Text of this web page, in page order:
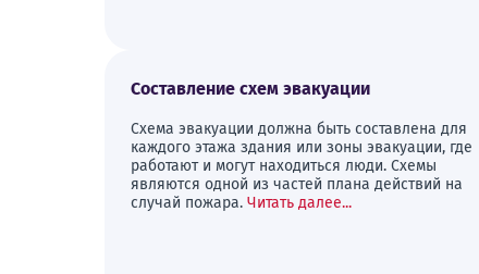
Составление схем эвакуации
Схема эвакуации должна быть составлена для
каждого этажа здания или зоны эвакуации, где
работают и могут находиться люди. Схемы
являются одной из частей плана действий на
случай пожара. Читать далее...